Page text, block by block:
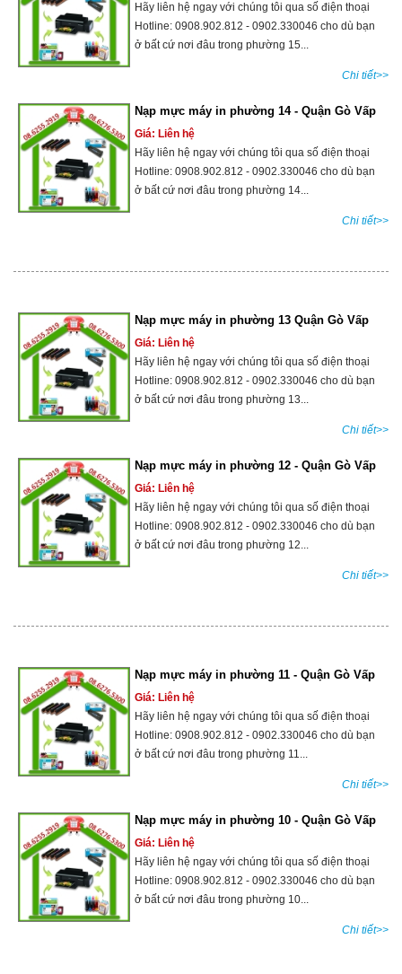
Hãy liên hệ ngay với chúng tôi qua số điện thoại
Hotline: 0908.902.812 - 0902.330046 cho dù bạn
ở bất cứ nơi đâu trong phường 15...
Chi tiết>>
Nạp mực máy in phường 14 - Quận Gò Vấp
Giá: Liên hệ
Hãy liên hệ ngay với chúng tôi qua số điện thoại
Hotline: 0908.902.812 - 0902.330046 cho dù bạn
ở bất cứ nơi đâu trong phường 14...
Chi tiết>>
Nạp mực máy in phường 13 Quận Gò Vấp
Giá: Liên hệ
Hãy liên hệ ngay với chúng tôi qua số điện thoại
Hotline: 0908.902.812 - 0902.330046 cho dù bạn
ở bất cứ nơi đâu trong phường 13...
Chi tiết>>
Nạp mực máy in phường 12 - Quận Gò Vấp
Giá: Liên hệ
Hãy liên hệ ngay với chúng tôi qua số điện thoại
Hotline: 0908.902.812 - 0902.330046 cho dù bạn
ở bất cứ nơi đâu trong phường 12...
Chi tiết>>
Nạp mực máy in phường 11 - Quận Gò Vấp
Giá: Liên hệ
Hãy liên hệ ngay với chúng tôi qua số điện thoại
Hotline: 0908.902.812 - 0902.330046 cho dù bạn
ở bất cứ nơi đâu trong phường 11...
Chi tiết>>
Nạp mực máy in phường 10 - Quận Gò Vấp
Giá: Liên hệ
Hãy liên hệ ngay với chúng tôi qua số điện thoại
Hotline: 0908.902.812 - 0902.330046 cho dù bạn
ở bất cứ nơi đâu trong phường 10...
Chi tiết>>